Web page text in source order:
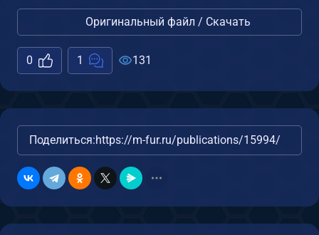
Оригинальный файл / Скачать
0 1 131
Поделиться:https://m-fur.ru/publications/15994/